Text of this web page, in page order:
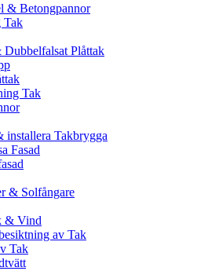
& Betongpannor
Tak
Plåttak
Tak
installera Takbrygga
Fasad
& Solfångare
& Vind
av Tak
Tak